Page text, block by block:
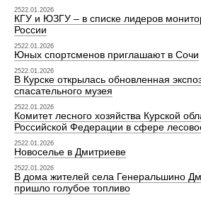
2522.01.2026
КГУ и ЮЗГУ – в списке лидеров
России
2522.01.2026
Юных спортсменов приглашают в Сочи
2522.01.2026
В Курске открылась обновленная
спасательного музея
2522.01.2026
Комитет лесного хозяйства Курской
Российской Федерации в сфере
2522.01.2026
Новоселье в Дмитриеве
2522.01.2026
В дома жителей села Генеральшино
пришло голубое топливо